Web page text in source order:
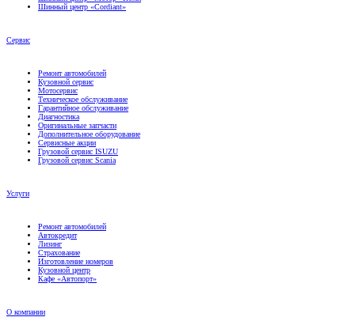
Кузовной сервис
Мотосервис
Техническое обслуживание
Гарантийное обслуживание
Диагностика
Оригинальные запчасти
Дополнительное оборудование
Сервисные акции
Грузовой сервис ISUZU
Грузовой сервис Scania
Автокредит
Лизинг
Страхование
Изготовление номеров
Кузовной центр
Кафе «Автопорт»